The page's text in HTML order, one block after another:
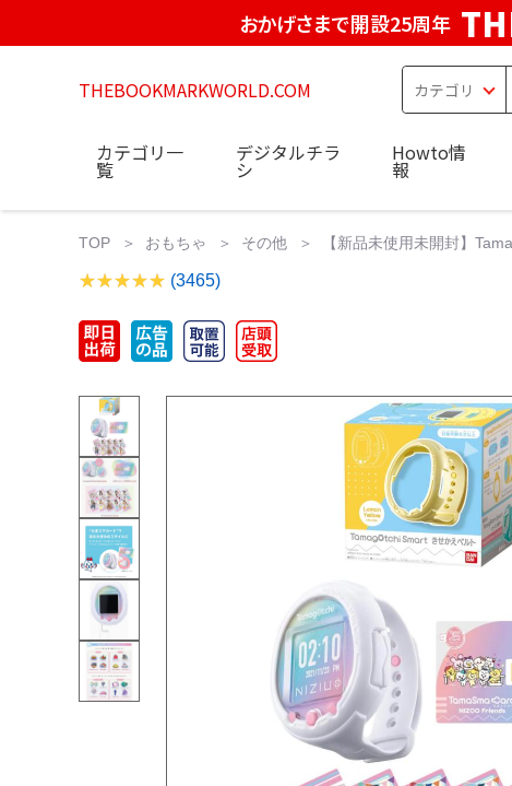
おかげさまで開設25周年
THEBOOKMARKWORLD.COM
カテゴリ一
覧
デジタルチラ
シ
Howto情
報
TOP おもちゃ その他 【新品未使用未開封】
(3465)